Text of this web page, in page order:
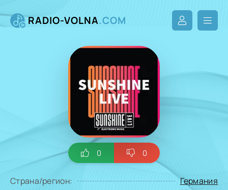
RADIO-VOLNA.COM
0 0
Страна/регион:
Германия